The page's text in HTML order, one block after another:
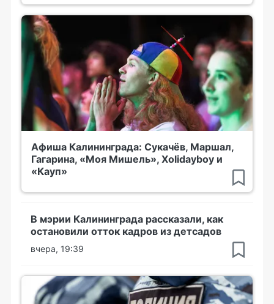
Афиша Калининграда: Сукачёв, Маршал,
Гагарина, «Моя Мишель», Xolidayboy и
«Кауп»
В мэрии Калининграда рассказали, как
остановили отток кадров из детсадов
вчера, 19:39